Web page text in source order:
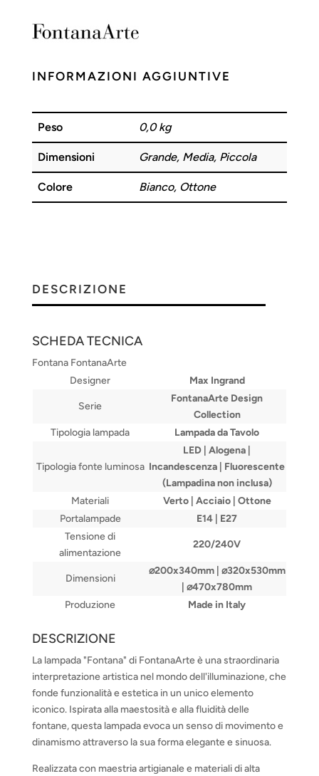
INFORMAZIONI AGGIUNTIVE
Peso 0,0 kg
Dimensioni Grande, Media, Piccola
Colore Bianco, Ottone
DESCRIZIONE
SCHEDA TECNICA
Fontana FontanaArte
Designer
Max Ingrand
Serie
FontanaArte Design
Collection
Tipologia lampada
Lampada da Tavolo
Tipologia fonte luminosa
LED | Alogena |
Incandescenza | Fluorescente
(Lampadina non inclusa)
Materiali
Verto | Acciaio | Ottone
Portalampade
E14 | E27
Tensione di
alimentazione
220/240V
Dimensioni
⌀200x340mm | ⌀320x530mm
| ⌀470x780mm
Produzione
Made in Italy
DESCRIZIONE
La lampada "Fontana" di FontanaArte è una straordinaria
interpretazione artistica nel mondo dell'illuminazione, che
fonde funzionalità e estetica in un unico elemento
iconico. Ispirata alla maestosità e alla fluidità delle
fontane, questa lampada evoca un senso di movimento e
dinamismo attraverso la sua forma elegante e sinuosa.
Realizzata con maestria artigianale e materiali di alta